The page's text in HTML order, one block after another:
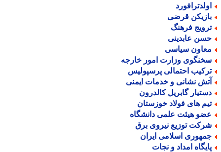
قرضی
فرهنگ
عابدینی
سیاسی
وزارت امور خارجه
احتمالی پرسپولیس
نشانی و خدمات ایمنی
گابریل کالدرون
های فولاد خوزستان
هیئت علمی دانشگاه
توزیع نیروی برق
اسلامی ایران
امداد و نجات